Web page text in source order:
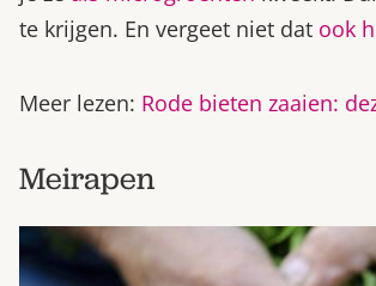
te krijgen. En vergeet niet dat ook
Meer lezen: Rode bieten zaaien:
Meirapen